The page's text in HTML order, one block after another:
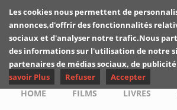
Skip to main content
Les
Yuyine
Main menu
HOME FILMS LIVRES
Les cookies nous permettent de
annonces,d'offrir des fonctionnalités
sociaux et d'analyser notre trafic.Nous
des informations sur l'utilisation de notre
partenaires de médias sociaux, de
savoir Plus
Refuser Accepter